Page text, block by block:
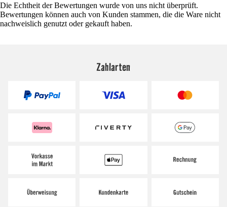
Die Echtheit der Bewertungen wurde von uns nicht überprüft.
Bewertungen können auch von Kunden stammen, die die Ware nicht
nachweislich genutzt oder gekauft haben.
Zahlarten